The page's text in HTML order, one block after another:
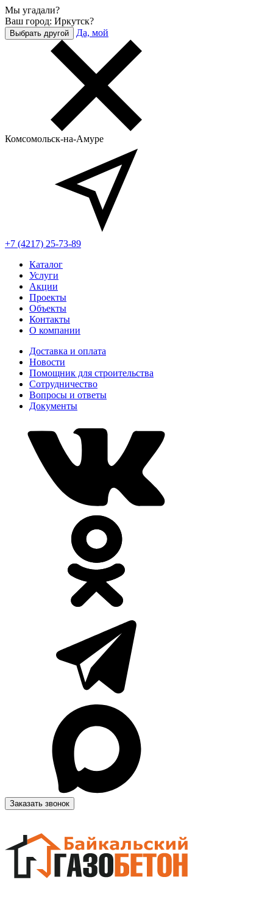
Мы угадали?
Ваш город: Иркутск?
Выбрать другой Да, мой
Комсомольск-на-Амуре
+7 (4217) 25-73-89
Каталог
Услуги
Акции
Проекты
Объекты
Контакты
О компании
Доставка и оплата
Новости
Помощник для строительства
Сотрудничество
Вопросы и ответы
Документы
Заказать звонок